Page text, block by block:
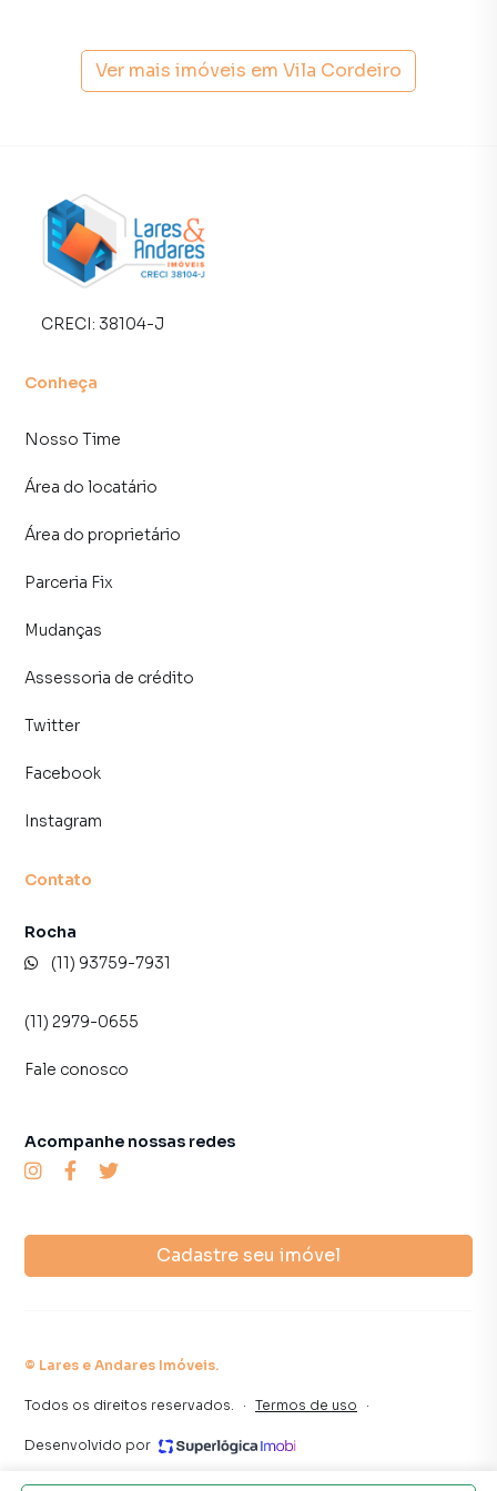
Andares Imóveis é uma imobiliária digital com imóveis em
diversas cidades do Brasil, incluindo São Paulo.
tradicionais. Já vendemos e locamos diversos imóveis em
São Paulo, especialmente em Vila Cordeiro. Isso porque
temos uma equipe de marketing digital focada em produzir
campanhas específicas para São Paulo, o que aumenta
consequência uma maior chance de vender ou alugar seu
programadores, corretores treinados e uma central de
atendimento preparada para atender proprietários e
Ver mais imóveis em Vila Cordeiro
CRECI: 38104-J
Conheça
Nosso Time
Área do locatário
Área do proprietário
Parceria Fix
Mudanças
Assessoria de crédito
Twitter
Facebook
Instagram
Contato
Rocha
(11) 93759-7931
(11) 2979-0655
Fale conosco
Cadastre seu imóvel
Acompanhe nossas redes
© Lares e Andares Imóveis.
Todos os direitos reservados. · Termos de uso ·
Desenvolvido por